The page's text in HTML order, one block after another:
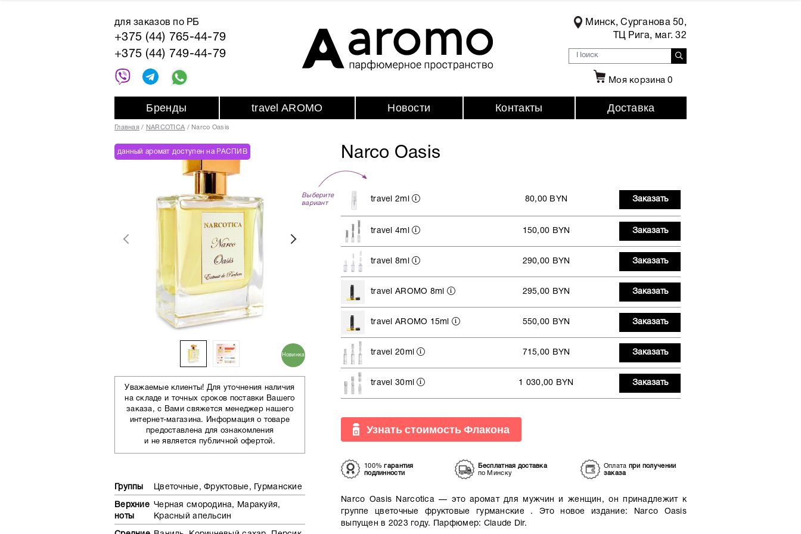
для заказов по РБ
+375 (44) 765-44-79
+375 (44) 749-44-79
Минск, Сурганова 50,
ТЦ Рига, маг. 32
Моя корзина0
Бренды travel AROMO Новости Контакты Доставка
Главная NARCOTICA Narco Oasis
Narco Oasis
данный аромат доступен на РАСПИВ
Новинка
Уважаемые клиенты! Для уточнения наличия
на складе и точных сроков поставки Вашего
заказа, с Вами свяжется менеджер нашего
интернет-магазина. Информация о товаре
предоставлена для ознакомления
и не является публичной офертой.
Группы Цветочные, Фруктовые, Гурманские
Верхние
ноты
Черная смородина, Маракуйя,
Красный апельсин
Выберите
вариант
travel 2ml 80,00 BYN Заказать
travel 4ml 150,00 BYN Заказать
travel 8ml 290,00 BYN Заказать
travel AROMO 8ml 295,00 BYN Заказать
travel AROMO 15ml 550,00 BYN Заказать
travel 20ml 715,00 BYN Заказать
travel 30ml 1 030,00 BYN Заказать
Узнать стоимость Флакона
100%гарантия
подлинности
Бесплатная доставка
по Минску
Оплата при получении
заказа
Narco Oasis Narcotica — это аромат для мужчин и женщин, он принадлежит к
группе цветочные фруктовые гурманские . Это новое издание: Narco Oasis
выпущен в 2023 году. Парфюмер: Claude Dir.